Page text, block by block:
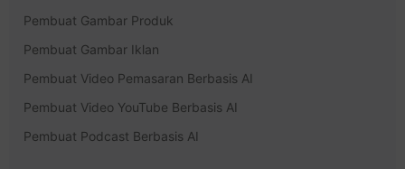
Pembuat Gambar Produk
Pembuat Gambar Iklan
Pembuat Video Pemasaran Berbasis AI
Pembuat Video YouTube Berbasis AI
Pembuat Podcast Berbasis AI